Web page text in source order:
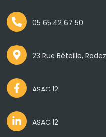
05 65 42 67 50
23 Rue Béteille, Rodez
ASAC 12
ASAC 12